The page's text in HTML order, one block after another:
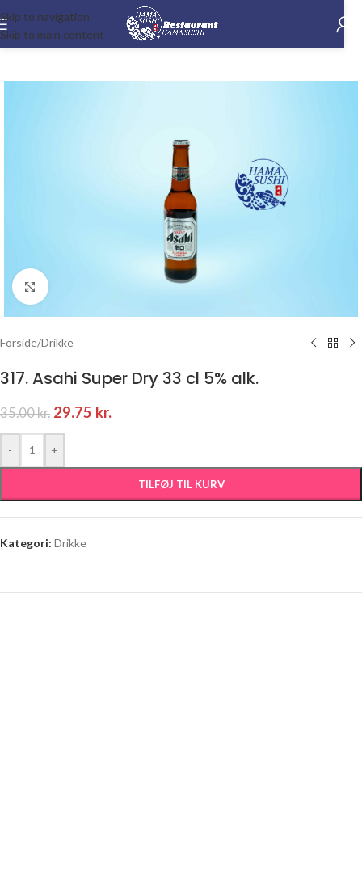
Skip to navigation
Skip to main content
Klik for at forstørre
Forside/Drikke
317. Asahi Super Dry 33 cl 5% alk.
35.00kr. 29.75 kr.
- +
TILFØJ TIL KURV
Kategori: Drikke